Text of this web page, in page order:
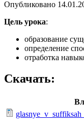
Опубликовано
Цель урока:
образование
определение
отработка
Скачать: